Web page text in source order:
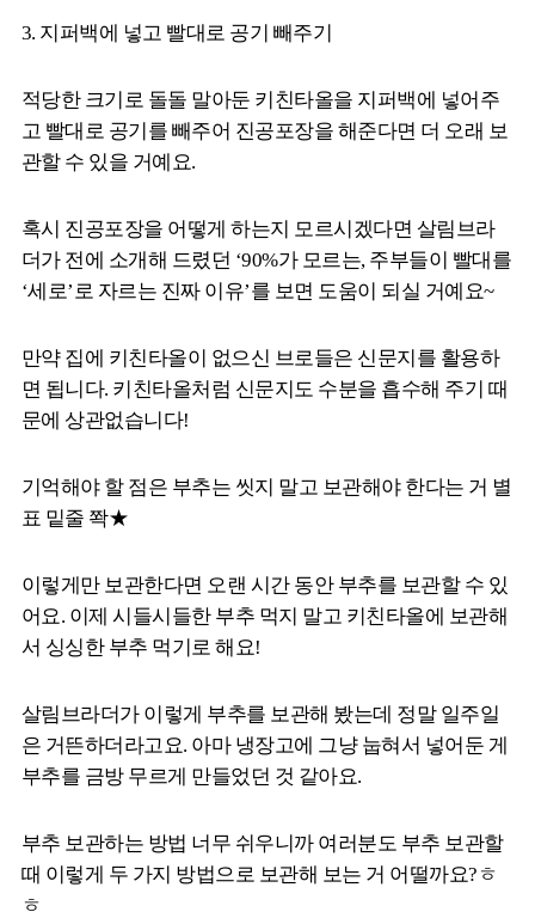
3. 지퍼백에 넣고 빨대로 공기 빼주기
적당한 크기로 돌돌 말아둔 키친타올을 지퍼백에 넣어주
고 빨대로 공기를 빼주어 진공포장을 해준다면 더 오래 보
관할 수 있을 거예요.
혹시 진공포장을 어떻게 하는지 모르시겠다면 살림브라
더가 전에 소개해 드렸던 ‘90%가 모르는, 주부들이 빨대를
‘세로’로 자르는 진짜 이유’를 보면 도움이 되실 거예요~
만약 집에 키친타올이 없으신 브로들은 신문지를 활용하
면 됩니다. 키친타올처럼 신문지도 수분을 흡수해 주기 때
문에 상관없습니다!
기억해야 할 점은 부추는 씻지 말고 보관해야 한다는 거 별
표 밑줄 쫙★
이렇게만 보관한다면 오랜 시간 동안 부추를 보관할 수 있
어요. 이제 시들시들한 부추 먹지 말고 키친타올에 보관해
서 싱싱한 부추 먹기로 해요!
살림브라더가 이렇게 부추를 보관해 봤는데 정말 일주일
은 거뜬하더라고요. 아마 냉장고에 그냥 눕혀서 넣어둔 게
부추를 금방 무르게 만들었던 것 같아요.
부추 보관하는 방법 너무 쉬우니까 여러분도 부추 보관할
때 이렇게 두 가지 방법으로 보관해 보는 거 어떨까요?ㅎ
ㅎ